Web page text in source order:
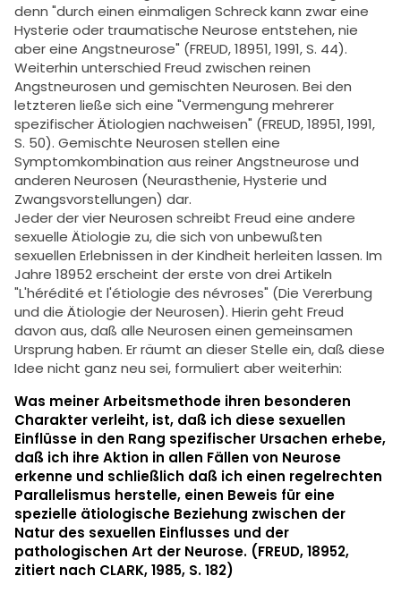
denn "durch einen einmaligen Schreck kann zwar eine
Hysterie oder traumatische Neurose entstehen, nie
aber eine Angstneurose" (FREUD, 18951, 1991, S. 44).
Weiterhin unterschied Freud zwischen reinen
Angstneurosen und gemischten Neurosen. Bei den
letzteren ließe sich eine "Vermengung mehrerer
spezifischer Ätiologien nachweisen" (FREUD, 18951, 1991,
S. 50). Gemischte Neurosen stellen eine
Symptomkombination aus reiner Angstneurose und
anderen Neurosen (Neurasthenie, Hysterie und
Zwangsvorstellungen) dar.
Jeder der vier Neurosen schreibt Freud eine andere
sexuelle Ätiologie zu, die sich von unbewußten
sexuellen Erlebnissen in der Kindheit herleiten lassen. Im
Jahre 18952 erscheint der erste von drei Artikeln
"L'hérédité et l'étiologie des névroses" (Die Vererbung
und die Ätiologie der Neurosen). Hierin geht Freud
davon aus, daß alle Neurosen einen gemeinsamen
Ursprung haben. Er räumt an dieser Stelle ein, daß diese
Idee nicht ganz neu sei, formuliert aber weiterhin:
Was meiner Arbeitsmethode ihren besonderen
Charakter verleiht, ist, daß ich diese sexuellen
Einflüsse in den Rang spezifischer Ursachen erhebe,
daß ich ihre Aktion in allen Fällen von Neurose
erkenne und schließlich daß ich einen regelrechten
Parallelismus herstelle, einen Beweis für eine
spezielle ätiologische Beziehung zwischen der
Natur des sexuellen Einflusses und der
pathologischen Art der Neurose. (FREUD, 18952,
zitiert nach CLARK, 1985, S. 182)